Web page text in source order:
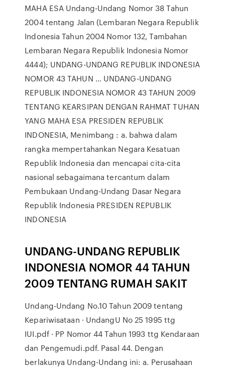
MAHA ESA Undang-Undang Nomor 38 Tahun
2004 tentang Jalan (Lembaran Negara Republik
Indonesia Tahun 2004 Nomor 132, Tambahan
Lembaran Negara Republik Indonesia Nomor
4444); UNDANG-UNDANG REPUBLIK INDONESIA
NOMOR 43 TAHUN … UNDANG-UNDANG
REPUBLIK INDONESIA NOMOR 43 TAHUN 2009
TENTANG KEARSIPAN DENGAN RAHMAT TUHAN
YANG MAHA ESA PRESIDEN REPUBLIK
INDONESIA, Menimbang : a. bahwa dalam
rangka mempertahankan Negara Kesatuan
Republik Indonesia dan mencapai cita-cita
nasional sebagaimana tercantum dalam
Pembukaan Undang-Undang Dasar Negara
Republik Indonesia PRESIDEN REPUBLIK
INDONESIA
UNDANG-UNDANG REPUBLIK
INDONESIA NOMOR 44 TAHUN
2009 TENTANG RUMAH SAKIT
Undang-Undang No.10 Tahun 2009 tentang
Kepariwisataan · UndangU No 25 1995 ttg
IUI.pdf · PP Nomor 44 Tahun 1993 ttg Kendaraan
dan Pengemudi.pdf. Pasal 44. Dengan
berlakunya Undang-Undang ini: a. Perusahaan